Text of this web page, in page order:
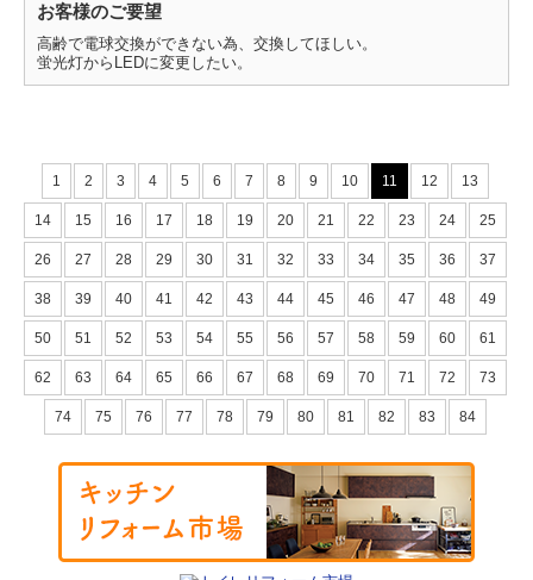
お客様のご要望
高齢で電球交換ができない為、交換してほしい。
蛍光灯からLEDに変更したい。
1 2 3 4 5 6 7 8 9 10 11 12 13
14 15 16 17 18 19 20 21 22 23 24 25
26 27 28 29 30 31 32 33 34 35 36 37
38 39 40 41 42 43 44 45 46 47 48 49
50 51 52 53 54 55 56 57 58 59 60 61
62 63 64 65 66 67 68 69 70 71 72 73
74 75 76 77 78 79 80 81 82 83 84